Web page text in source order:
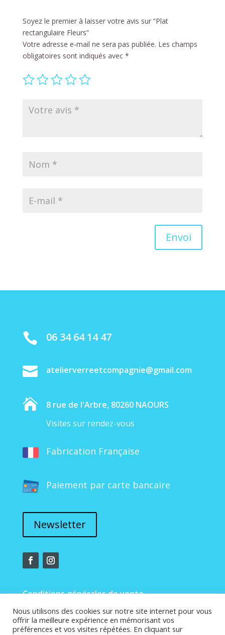
Soyez le premier à laisser votre avis sur “Plat
rectangulaire Fleurs”
Votre adresse e-mail ne sera pas publiée. Les champs
obligatoires sont indiqués avec *
Envoi
 06 34 64 14 47
 atelierverreetcompagnie@gmail.com

8 rue de l'Arbre, 80260 NAOURS
Visites sur rendez-vous
Fabrication Française
Paiement par carte bancaire
Newsletter
Conditions générales de vente
Mentions légales
Nous utilisons des cookies sur notre site internet pour vous
offrir la meilleure expérience en mémorisant vos
préférences et vos visites répétées. En cliquant sur